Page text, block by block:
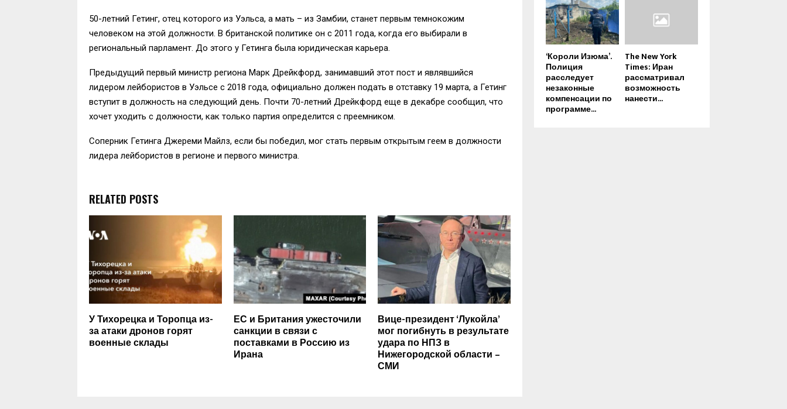
50-летний Гетинг, отец которого из Уэльса, а мать – из Замбии, станет первым темнокожим
человеком на этой должности. В британской политике он с 2011 года, когда его выбирали в
региональный парламент. До этого у Гетинга была юридическая карьера.
Предыдущий первый министр региона Марк Дрейкфорд, занимавший этот пост и являвшийся
лидером лейбористов в Уэльсе с 2018 года, официально должен подать в отставку 19 марта, а Гетинг
вступит в должность на следующий день. Почти 70-летний Дрейкфорд еще в декабре сообщил, что
хочет уходить с должности, как только партия определится с преемником.
Соперник Гетинга Джереми Майлз, если бы победил, мог стать первым открытым геем в должности
лидера лейбористов в регионе и первого министра.
RELATED POSTS
У Тихорецка и Торопца из-
за атаки дронов горят
военные склады
ЕС и Британия ужесточили
санкции в связи с
поставками в Россию из
Ирана
Вице-президент ‘Лукойла’
мог погибнуть в результате
удара по НПЗ в
Нижегородской области –
СМИ
‘Короли Изюма’.
Полиция
расследует
незаконные
компенсации по
программе...
The New York
Times: Иран
рассматривал
возможность
нанести...